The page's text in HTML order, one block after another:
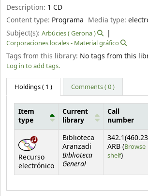
Description: 1 CD
Content type: Programa Media type:
Subject(s): Arbúcies ( Gerona )
Corporaciones locales - Material gráfico
Tags from this library: No tags from this
Log in to add tags.
Holdings( 1 ) Comments ( 0 )
Holdings
Item
type
Current
library
Call
number
Recurso
electrónico
Biblioteca
Aranzadi
Biblioteca
General
ARB (Browse
shelf(Opens
)